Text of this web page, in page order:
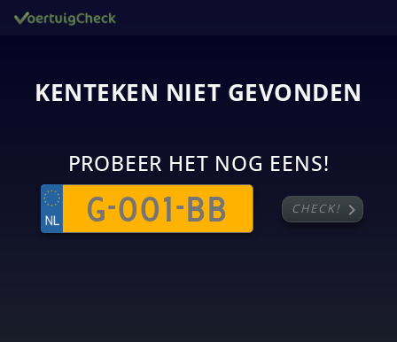
KENTEKEN NIET GEVONDEN
PROBEER HET NOG EENS!
CHECK! chevron_right